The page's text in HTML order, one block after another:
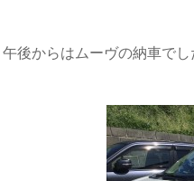
午後からはムーヴの納車でし